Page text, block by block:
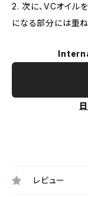
2. 次に、VCオイル
になる部分には重ね
レビュー